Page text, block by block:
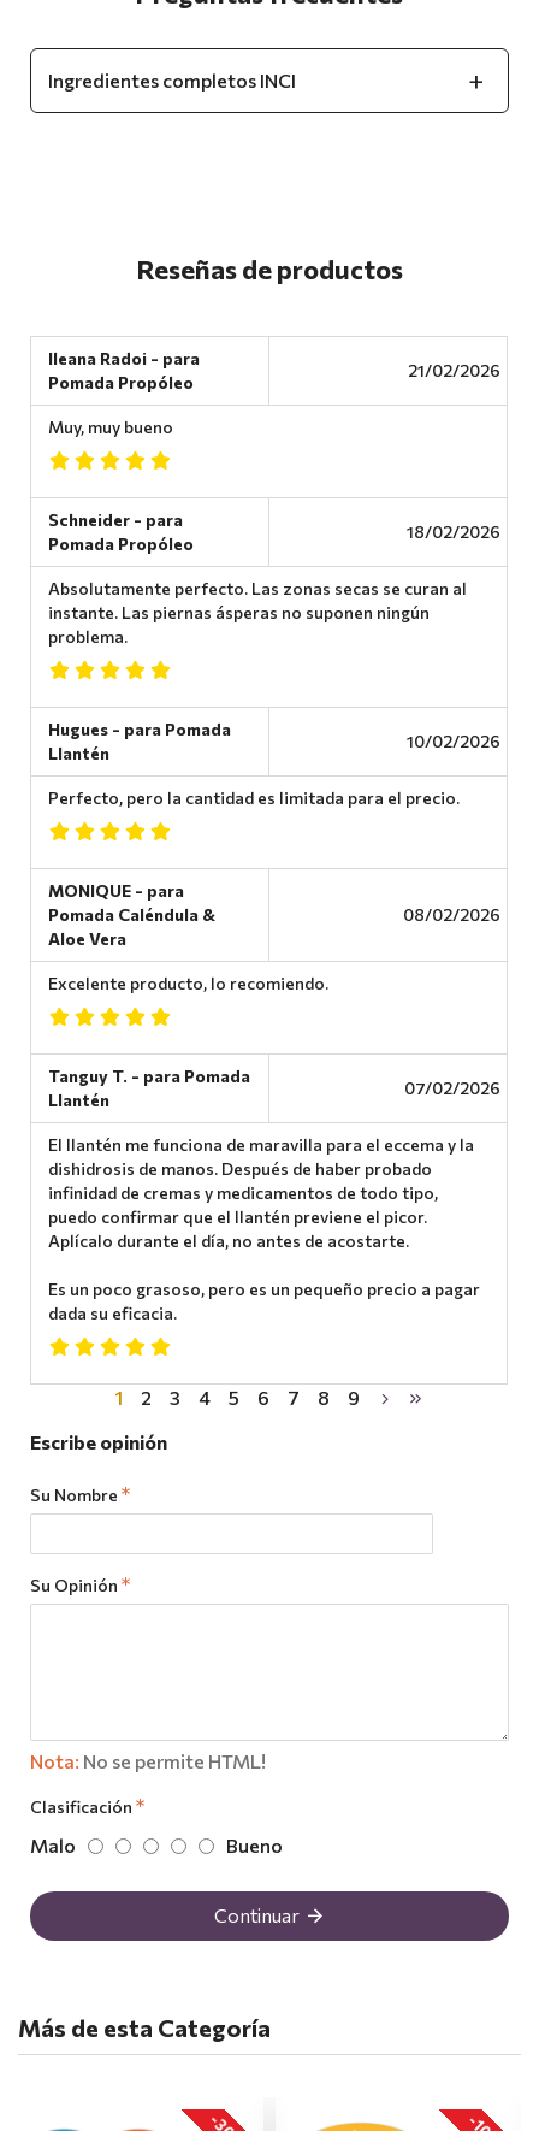
Ingredientes completos INCI
Reseñas de productos
Ileana Radoi - para
Pomada Propóleo
21/02/2026
Muy, muy bueno
Schneider - para
Pomada Propóleo
18/02/2026
Absolutamente perfecto. Las zonas secas se curan al
instante. Las piernas ásperas no suponen ningún
problema.
Hugues - para Pomada
Llantén
10/02/2026
Perfecto, pero la cantidad es limitada para el precio.
MONIQUE - para
Pomada Caléndula &
Aloe Vera
08/02/2026
Excelente producto, lo recomiendo.
Tanguy T. - para Pomada
Llantén
07/02/2026
El llantén me funciona de maravilla para el eccema y la
dishidrosis de manos. Después de haber probado
infinidad de cremas y medicamentos de todo tipo,
puedo confirmar que el llantén previene el picor.
Aplícalo durante el día, no antes de acostarte.
Es un poco grasoso, pero es un pequeño precio a pagar
dada su eficacia.
1 2 3 4 5 6 7 8
9
Escribe opinión
Su Nombre
Su Opinión
Nota: No se permite HTML!
Clasificación
Malo Bueno
Continuar
Más de esta Categoría